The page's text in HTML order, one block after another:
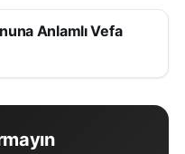
Anlamlı Vefa